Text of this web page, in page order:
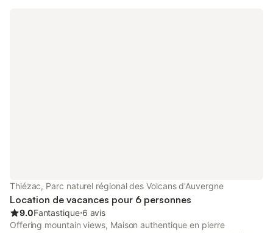
Thiézac, Parc naturel régional des Volcans d'Auvergne
Location de vacances pour 6 personnes
9.0Fantastique⋅6 avis
Offering mountain views, Maison authentique en pierre